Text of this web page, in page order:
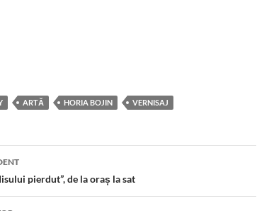
ARTĂ HORIA BOJIN VERNISAJ
pierdut”, de la oraș la sat